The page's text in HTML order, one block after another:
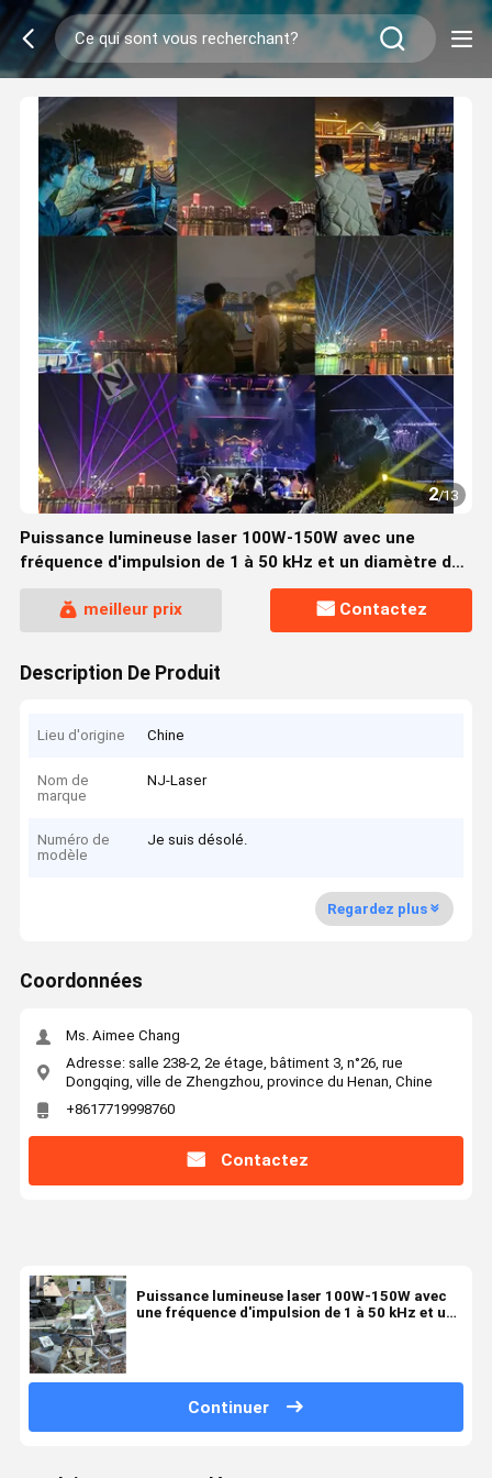
2/13
Puissance lumineuse laser 100W-150W avec une
fréquence d'impulsion de 1 à 50 kHz et un diamètre de
meilleur prix
Contactez
Description De Produit
Lieu d'origine Chine
Nom de
marque
NJ-Laser
Numéro de
modèle
Je suis désolé.
Regardez plus
Coordonnées
Ms. Aimee Chang
Adresse: salle 238-2, 2e étage, bâtiment 3, n°26, rue
Dongqing, ville de Zhengzhou, province du Henan, Chine
+8617719998760
Contactez
Puissance lumineuse laser 100W-150W avec
une fréquence d'impulsion de 1 à 50 kHz et un
Continuer